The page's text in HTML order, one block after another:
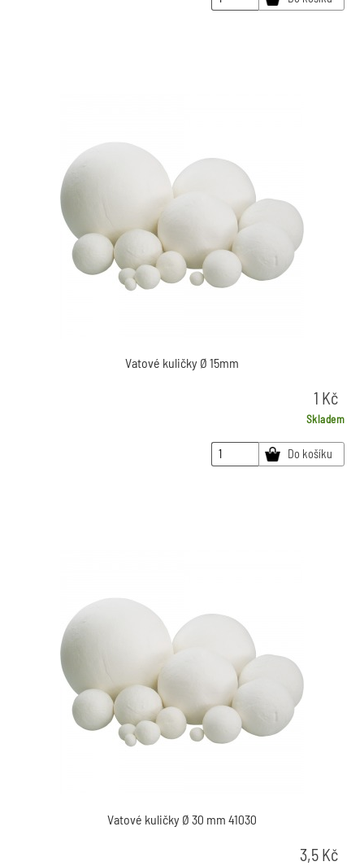
Vatové kuličky Ø 15mm
1 Kč
Skladem
Do košíku
Vatové kuličky Ø 30 mm 41030
3,5Kč